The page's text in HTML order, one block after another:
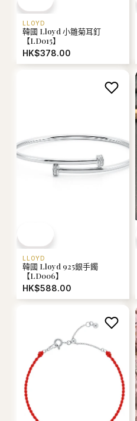
LLOYD
韓國 Lloyd 小雛菊耳釘
【LD015】
HK$378.00
LLOYD
韓國 Lloyd 925銀手鐲
【LD006】
HK$588.00